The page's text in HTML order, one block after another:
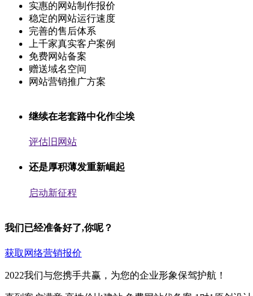
实惠的网站制作报价
稳定的网站运行速度
完善的售后体系
上千家真实客户案例
免费网站备案
赠送域名空间
网站营销推广方案
继续在老套路中化作尘埃
评估旧网站
还是厚积薄发重新崛起
启动新征程
我们已经准备好了,你呢？
获取网络营销报价
2022我们与您携手共赢，为您的企业形象保驾护航！